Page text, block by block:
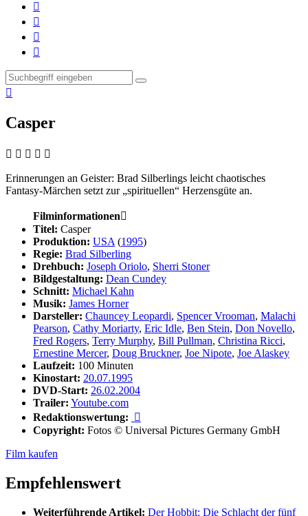





Casper
    
Erinnerungen an Geister: Brad Silberlings leicht chaotisches
Fantasy-Märchen setzt zur „spirituellen“ Herzensgüte an.
Filminformationen
Titel: Casper
Produktion: USA (1995)
Regie: Brad Silberling
Drehbuch: Joseph Oriolo, Sherri Stoner
Bildgestaltung: Dean Cundey
Schnitt: Michael Kahn
Musik: James Horner
Darsteller: Chauncey Leopardi, Spencer Vrooman, Malachi
Pearson, Cathy Moriarty, Eric Idle, Ben Stein, Don Novello,
Fred Rogers, Terry Murphy, Bill Pullman, Christina Ricci,
Ernestine Mercer, Doug Bruckner, Joe Nipote, Joe Alaskey
Laufzeit: 100 Minuten
Kinostart: 20.07.1995
DVD-Start: 26.02.2004
Trailer: Youtube.com
Redaktionswertung:

Copyright: Fotos © Universal Pictures Germany GmbH
Film kaufen
Empfehlenswert
Weiterführende Artikel: Der Hobbit: Die Schlacht der fünf